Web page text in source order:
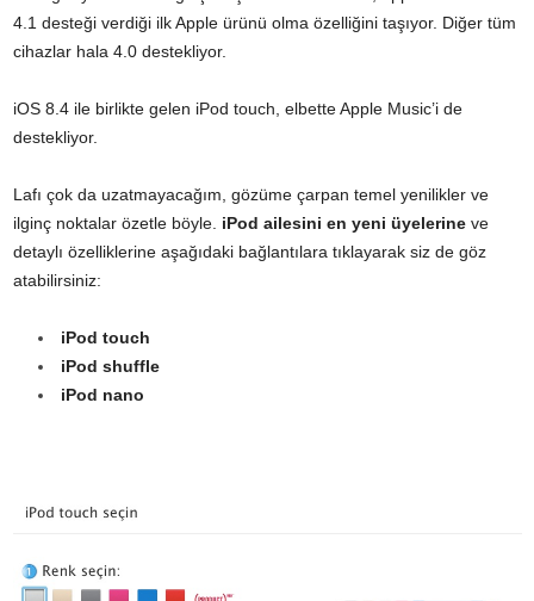
4.1 desteği verdiği ilk Apple ürünü olma özelliğini taşıyor. Diğer tüm
cihazlar hala 4.0 destekliyor.
iOS 8.4 ile birlikte gelen iPod touch, elbette Apple Music’i de
destekliyor.
Lafı çok da uzatmayacağım, gözüme çarpan temel yenilikler ve
ilginç noktalar özetle böyle. iPod ailesini en yeni üyelerine ve
detaylı özelliklerine aşağıdaki bağlantılara tıklayarak siz de göz
atabilirsiniz:
iPod touch
iPod shuffle
iPod nano